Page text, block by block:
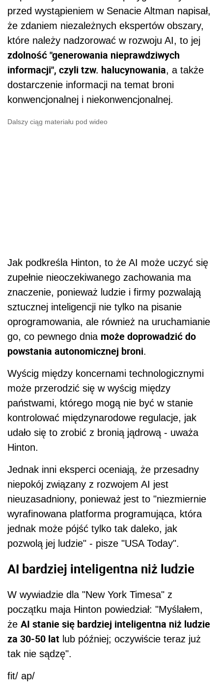
przed wystąpieniem w Senacie Altman napisał,
że zdaniem niezależnych ekspertów obszary,
które należy nadzorować w rozwoju AI, to jej
zdolność "generowania nieprawdziwych
informacji", czyli tzw. halucynowania, a także
dostarczenie informacji na temat broni
konwencjonalnej i niekonwencjonalnej.
Dalszy ciąg materiału pod wideo
Jak podkreśla Hinton, to że AI może uczyć się
zupełnie nieoczekiwanego zachowania ma
znaczenie, ponieważ ludzie i firmy pozwalają
sztucznej inteligencji nie tylko na pisanie
oprogramowania, ale również na uruchamianie
go, co pewnego dnia może doprowadzić do
powstania autonomicznej broni.
Wyścig między koncernami technologicznymi
może przerodzić się w wyścig między
państwami, którego mogą nie być w stanie
kontrolować międzynarodowe regulacje, jak
udało się to zrobić z bronią jądrową - uważa
Hinton.
Jednak inni eksperci oceniają, że przesadny
niepokój związany z rozwojem AI jest
nieuzasadniony, ponieważ jest to "niezmiernie
wyrafinowana platforma programująca, która
jednak może pójść tylko tak daleko, jak
pozwolą jej ludzie" - pisze "USA Today".
AI bardziej inteligentna niż ludzie
W wywiadzie dla "New York Timesa" z
początku maja Hinton powiedział: "Myślałem,
że AI stanie się bardziej inteligentna niż ludzie
za 30-50 lat lub później; oczywiście teraz już
tak nie sądzę".
fit/ ap/